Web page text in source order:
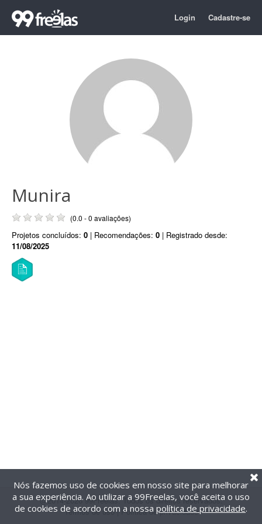
Login Cadastre-se
Munira
(0.0 - 0 avaliações)
Projetos concluídos: 0 | Recomendações: 0 | Registrado desde:
11/08/2025
@2014-2026 99Freelas. Todos os direitos reservados.
Termos de uso| Política de privacidade
Nós fazemos uso de cookies em nosso site para melhorar
a sua experiência. Ao utilizar a 99Freelas, você aceita o uso
de cookies de acordo com a nossa política de privacidade.